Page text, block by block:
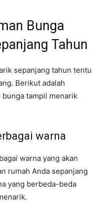
Bunga
Tahun
sepanjang tahun tentu
Berikut adalah
bunga tampil menarik
warna
warna yang akan
rumah Anda sepanjang
yang berbeda-beda